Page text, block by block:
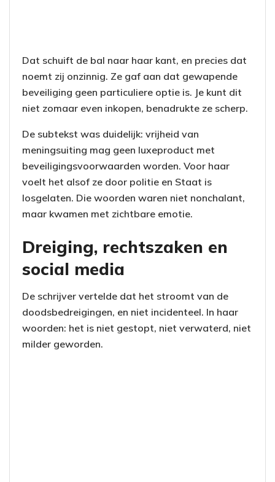
Dat schuift de bal naar haar kant, en precies dat
noemt zij onzinnig. Ze gaf aan dat gewapende
beveiliging geen particuliere optie is. Je kunt dit
niet zomaar even inkopen, benadrukte ze scherp.
De subtekst was duidelijk: vrijheid van
meningsuiting mag geen luxeproduct met
beveiligingsvoorwaarden worden. Voor haar
voelt het alsof ze door politie en Staat is
losgelaten. Die woorden waren niet nonchalant,
maar kwamen met zichtbare emotie.
Dreiging, rechtszaken en
social media
De schrijver vertelde dat het stroomt van de
doodsbedreigingen, en niet incidenteel. In haar
woorden: het is niet gestopt, niet verwaterd, niet
milder geworden.